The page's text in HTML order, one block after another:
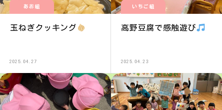
あお組
玉ねぎクッキング
2025.04.27
いちご組
高野豆腐で感触遊び
2025.04.23